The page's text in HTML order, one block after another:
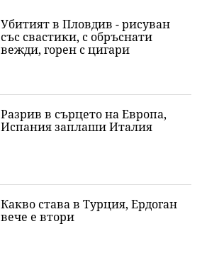
Убитият в Пловдив - рисуван
със свастики, с обръснати
вежди, горен с цигари
Разрив в сърцето на Европа,
Испания заплаши Италия
Какво става в Турция, Ердоган
вече е втори